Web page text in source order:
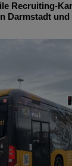
Recruiting-
Darmstadt